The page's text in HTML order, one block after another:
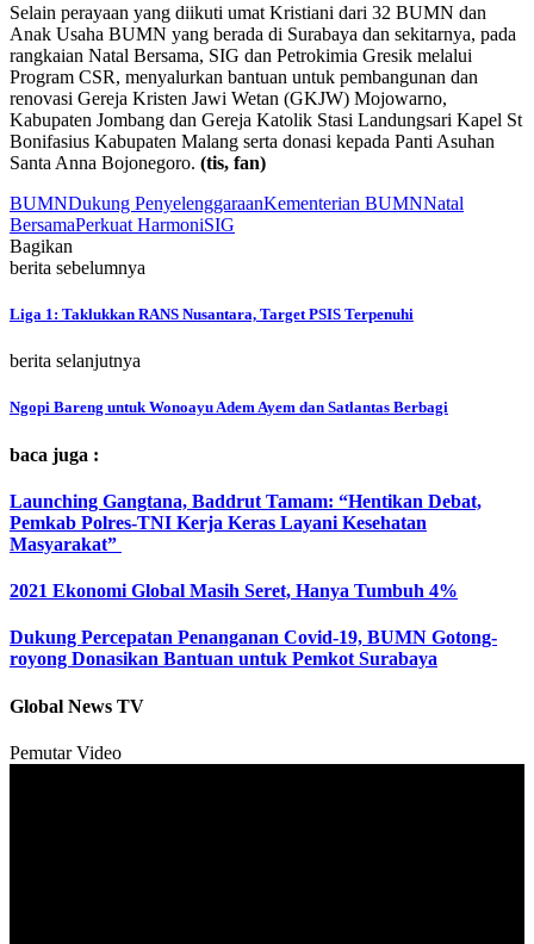
Selain perayaan yang diikuti umat Kristiani dari 32 BUMN dan
Anak Usaha BUMN yang berada di Surabaya dan sekitarnya, pada
rangkaian Natal Bersama, SIG dan Petrokimia Gresik melalui
Program CSR, menyalurkan bantuan untuk pembangunan dan
renovasi Gereja Kristen Jawi Wetan (GKJW) Mojowarno,
Kabupaten Jombang dan Gereja Katolik Stasi Landungsari Kapel St
Bonifasius Kabupaten Malang serta donasi kepada Panti Asuhan
Santa Anna Bojonegoro. (tis, fan)
BUMNDukung PenyelenggaraanKementerian BUMNNatal
BersamaPerkuat HarmoniSIG
Bagikan
berita sebelumnya
Liga 1: Taklukkan RANS Nusantara, Target PSIS Terpenuhi
berita selanjutnya
Ngopi Bareng untuk Wonoayu Adem Ayem dan Satlantas Berbagi
baca juga :
Launching Gangtana, Baddrut Tamam: “Hentikan Debat,
Pemkab Polres-TNI Kerja Keras Layani Kesehatan
Masyarakat”
2021 Ekonomi Global Masih Seret, Hanya Tumbuh 4%
Dukung Percepatan Penanganan Covid-19, BUMN Gotong-
royong Donasikan Bantuan untuk Pemkot Surabaya
Global News TV
Pemutar Video